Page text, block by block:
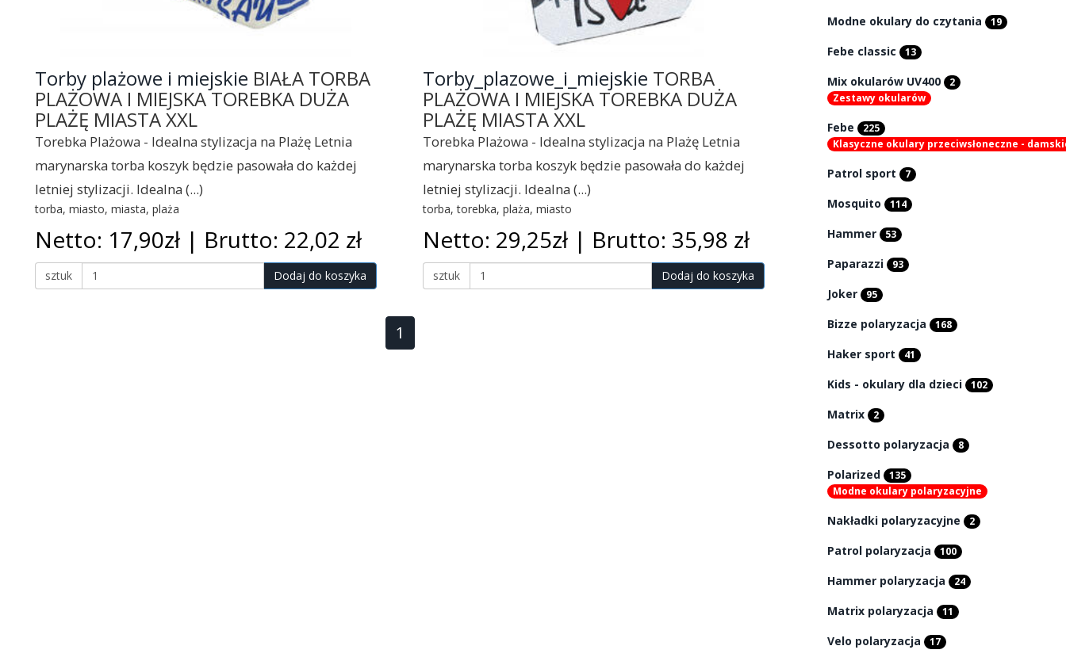
Torby plażowe i miejskie BIAŁA TORBA
PLAŻOWA I MIEJSKA TOREBKA DUŻA
PLAŻĘ MIASTA XXL
Torebka Plażowa - Idealna stylizacja na Plażę Letnia
marynarska torba koszyk będzie pasowała do każdej
letniej stylizacji. Idealna (...)
torba, miasto, miasta, plaża
Netto: 17,90zł | Brutto: 22,02 zł
sztuk Dodaj do koszyka
Torby_plazowe_i_miejskie TORBA
PLAŻOWA I MIEJSKA TOREBKA DUŻA
PLAŻĘ MIASTA XXL
Torebka Plażowa - Idealna stylizacja na Plażę Letnia
marynarska torba koszyk będzie pasowała do każdej
letniej stylizacji. Idealna (...)
torba, torebka, plaża, miasto
Netto: 29,25zł | Brutto: 35,98 zł
sztuk Dodaj do koszyka
1
Modne okulary do czytania 19
Febe classic 13
Mix okularów UV400
2
Zestawy okularów
Febe
225
Klasyczne okulary przeciwsłoneczne -
Patrol sport 7
Mosquito 114
Hammer 53
Paparazzi 93
Joker 95
Bizze polaryzacja 168
Haker sport 41
Kids - okulary dla dzieci 102
Matrix 2
Dessotto polaryzacja 8
Polarized
135
Modne okulary polaryzacyjne
Nakładki polaryzacyjne 2
Patrol polaryzacja 100
Hammer polaryzacja 24
Matrix polaryzacja 11
Velo polaryzacja 17